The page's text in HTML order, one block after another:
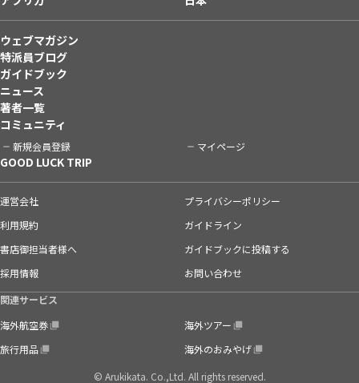
ウェブマガジン
特派員ブログ
ガイドブック
ニュース
著者一覧
コミュニティ
新規会員登録 マイページ
GOOD LUCK TRIP
運営会社
プライバシーポリシー
利用規約
ガイドライン
書店御担当者様へ
ガイドブックに投稿する
採用情報
お問い合わせ
関連サービス
海外航空券
海外ツアー
旅行用品
海外のおみやげ
© Arukikata. Co.,Ltd. All rights reserved.